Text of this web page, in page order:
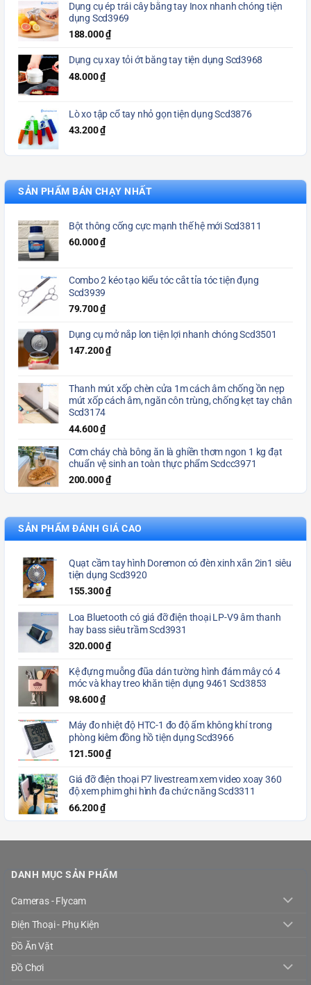
Dụng cụ ép trái cây bằng tay Inox nhanh chóng tiện
dụng Scd3969
188.000₫
Dụng cụ xay tỏi ớt bằng tay tiện dụng Scd3968
48.000₫
Lò xo tập cổ tay nhỏ gọn tiện dụng Scd3876
43.200₫
SẢN PHẨM BÁN CHẠY NHẤT
Bột thông cống cực mạnh thế hệ mới Scd3811
60.000₫
Combo 2 kéo tạo kiểu tóc cắt tỉa tóc tiện đụng
Scd3939
79.700₫
Dụng cụ mở nắp lon tiện lợi nhanh chóng Scd3501
147.200₫
Thanh mút xốp chèn cửa 1m cách âm chống ồn nẹp
mút xốp cách âm, ngăn côn trùng, chống kẹt tay chân
Scd3174
44.600₫
Cơm cháy chà bông ăn là ghiền thơm ngon 1 kg đạt
chuẩn vệ sinh an toàn thực phẩm Scdcc3971
200.000₫
SẢN PHẨM ĐÁNH GIÁ CAO
Quạt cầm tay hình Doremon có đèn xinh xắn 2in1 siêu
tiện dụng Scd3920
155.300₫
Loa Bluetooth có giá đỡ điện thoại LP-V9 âm thanh
hay bass siêu trầm Scd3931
320.000₫
Kệ đựng muỗng đũa dán tường hình đám mây có 4
móc và khay treo khăn tiện dụng 9461 Scd3853
98.600₫
Máy đo nhiệt độ HTC-1 đo độ ẩm không khí trong
phòng kiêm đồng hồ tiện dụng Scd3966
121.500₫
Giá đỡ điện thoại P7 livestream xem video xoay 360
độ xem phim ghi hình đa chức năng Scd3311
66.200₫
DANH MỤC SẢN PHẨM
Cameras - Flycam
Điện Thoại - Phụ Kiện
Đồ Ăn Vặt
Đồ Chơi